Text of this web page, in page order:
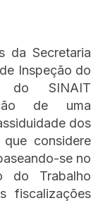
da Secretaria
Inspeção do
do SINAIT
de uma
dos
considere
se no
do Trabalho
fiscalizações